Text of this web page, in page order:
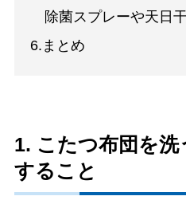
除菌スプレーや天日
6.まとめ
1. こたつ布団を洗
すること